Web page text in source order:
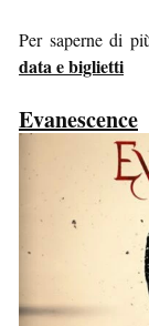
Per saperne di
data e biglietti
Evanescence